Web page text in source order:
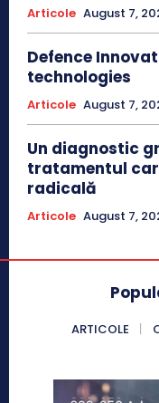
Articole August 7,
Defence
technologies
Articole August 7,
Un diagnostic
tratamentul
radicală
Articole August 7,
ARTICOLE